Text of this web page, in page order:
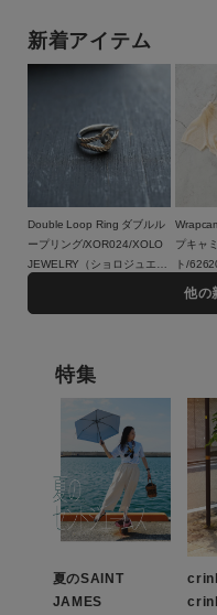
この
新着アイテム
Double Loop Ring ダブルル
ープリング/XOR024/XOLO
JEWELRY（ショロジュエリ
プキャ
ト/
ヌーク）
16,500
他の
特集
夏のSAINT
JAMES